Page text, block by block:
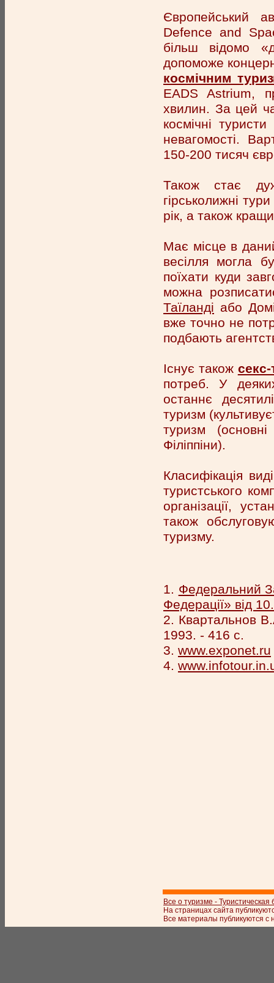
Європейський
Defence and
більш відомо
допоможе
космічним
EADS Astrium,
хвилин. За цей
космічні
невагомості.
150-200 тисяч
Також стає
гірськолижні
рік, а також
Має місце в
весілля могла
поїхати куди
можна
Таїланді або
вже точно не
подбають
Існує також
потреб. У
останнє
туризм
туризм
Філіппіни).
Класифікація
туристського
організації,
також
туризму.
1. Федеральний
Федерації» від
2. Квартальнов
1993. - 416 с.
3. www.exponet.ru
4.
Все о туризме - Туристическая
На страницах сайта
Все материалы публикуются с